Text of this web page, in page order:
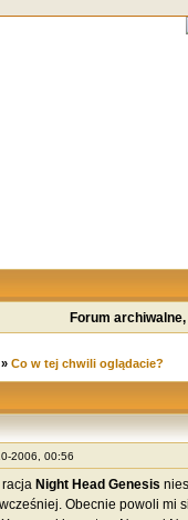
Forum
Co w tej chwili oglądacie?
2006, 00:56
racja Night Head Genesis
Obecnie powoli mi